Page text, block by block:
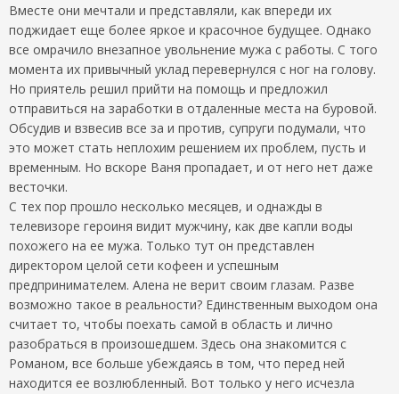
Вместе они мечтали и представляли, как впереди их
поджидает еще более яркое и красочное будущее. Однако
все омрачило внезапное увольнение мужа с работы. С того
момента их привычный уклад перевернулся с ног на голову.
Но приятель решил прийти на помощь и предложил
отправиться на заработки в отдаленные места на буровой.
Обсудив и взвесив все за и против, супруги подумали, что
это может стать неплохим решением их проблем, пусть и
временным. Но вскоре Ваня пропадает, и от него нет даже
весточки.
С тех пор прошло несколько месяцев, и однажды в
телевизоре героиня видит мужчину, как две капли воды
похожего на ее мужа. Только тут он представлен
директором целой сети кофеен и успешным
предпринимателем. Алена не верит своим глазам. Разве
возможно такое в реальности? Единственным выходом она
считает то, чтобы поехать самой в область и лично
разобраться в произошедшем. Здесь она знакомится с
Романом, все больше убеждаясь в том, что перед ней
находится ее возлюбленный. Вот только у него исчезла